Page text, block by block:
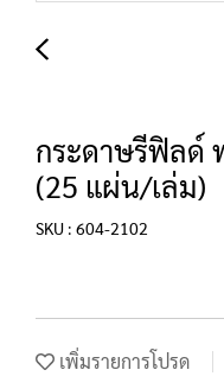
กระดาษรีฟิลด์
(25 แผ่น/เล่ม)
SKU : 604-2102
เพิ่มรายการโปรด